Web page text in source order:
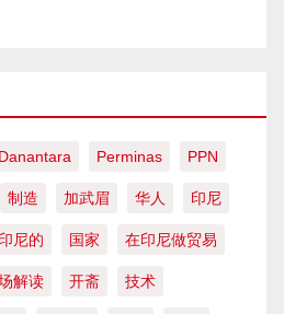
Danantara Perminas PPN
制造 加武眉 华人 印尼
印尼的 国家 在印尼做贸易
解读 开斋 技术